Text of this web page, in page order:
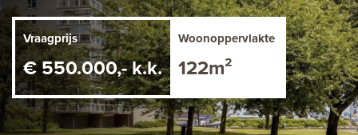
Vraagprijs
€ 550.000,- k.k.
Woonoppervlakte
122m²